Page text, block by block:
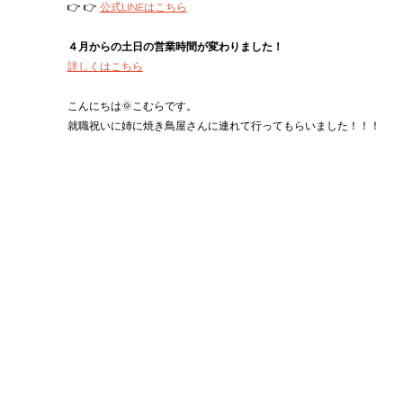
👉 👉 公式LINEはこちら
４月からの土日の営業時間が変わりました！
詳しくはこちら
こんにちは🌞こむらです。
就職祝いに姉に焼き鳥屋さんに連れて行ってもらいました！！！